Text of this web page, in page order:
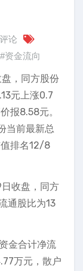
论
#资金流向
，同方股份
元上涨0.7
报8.58元。
当前最新总
排名12/8
收盘，同方
通股比为13
金合计净流
万元，散户